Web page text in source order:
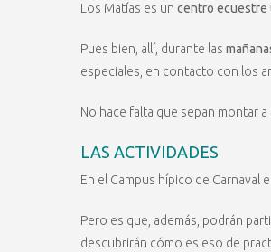
Los Matías es un centro ecuestre
Pues bien, allí, durante las
especiales, en contacto con los
No hace falta que sepan montar a
LAS ACTIVIDADES
En el Campus hípico de Carnaval
Pero es que, además, podrán
descubrirán cómo es eso de